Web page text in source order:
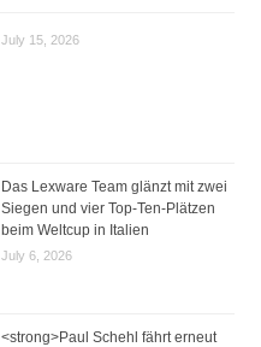
July 15, 2026
Das Lexware Team glänzt mit zwei
Siegen und vier Top-Ten-Plätzen
beim Weltcup in Italien
July 6, 2026
<strong>Paul Schehl fährt erneut